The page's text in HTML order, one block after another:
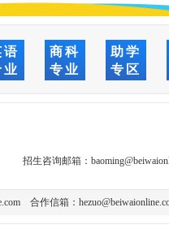
语
业
商科
专业
助学
专区
招生咨询邮箱：
合作信箱：